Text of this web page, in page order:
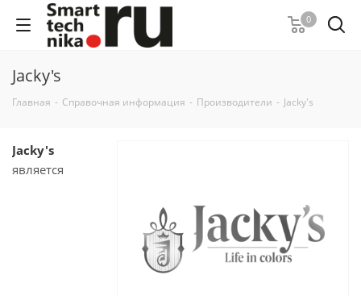
0
Jacky's
Главная - Справочная информация - Производители - Jacky's
Jacky's
является